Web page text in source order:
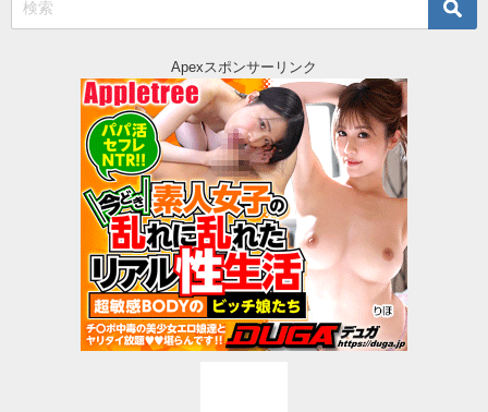
Apexスポンサーリンク